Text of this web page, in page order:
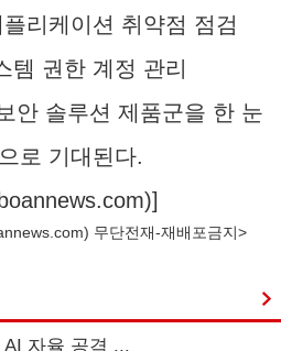
리케이션 취약점 점검
템 권한 계정 관리
안 솔루션 제품군을 한 눈
로 기대된다.
)]
) 무단전재-재배포금지>
자율 공격 ...